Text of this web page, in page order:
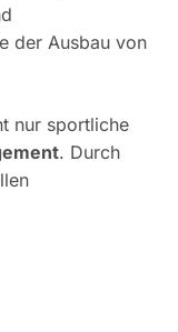
der Ausbau von
nur sportliche
. Durch